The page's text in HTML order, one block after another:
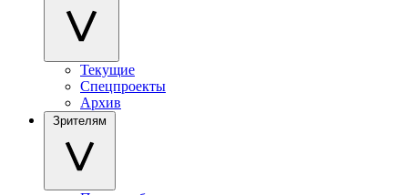
Текущие
Спецпроекты
Архив
Зрителям